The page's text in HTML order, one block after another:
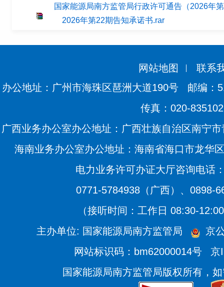
国家能源局南方监管局行政许可通告（2026年
2026年第22期告知承诺书.rar
网站地图
联系
办公地址：广州市海珠区琶洲大道190号
邮编：
传真：020-
广西业务办公室办公地址：广西壮族自治区南宁
海南业务办公室办公地址：海南省海口市龙华
电力业务许可办证大厅咨询电话
0771-5784938（广西）、0898-
（接听时间：工作日 08:30-
主办单位: 国家能源局南方监管局
京
网站标识码：bm62000014号
京
国家能源局南方监管局版权所有，